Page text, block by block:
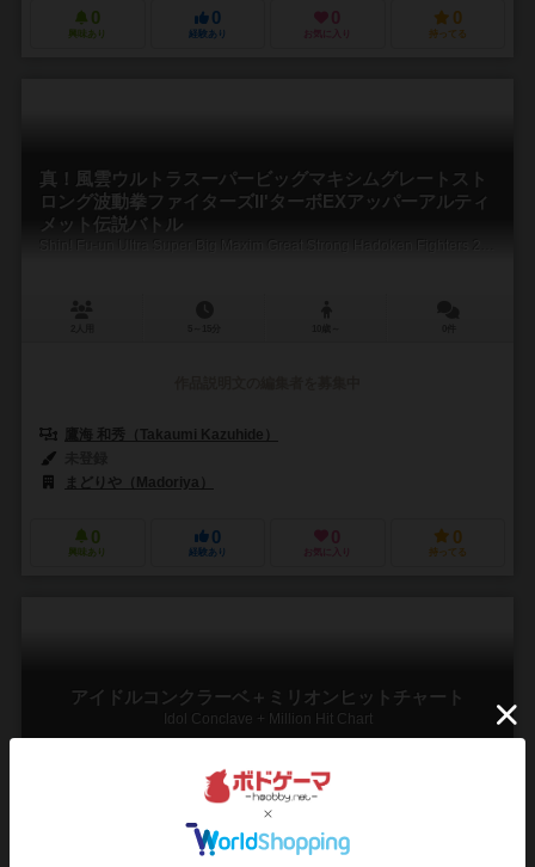
0
興味あり
0
経験あり
0
お気に入り
0
持ってる
真！風雲ウルトラスーパービッグマキシムグレートスト
ロング波動拳ファイターズII'ターボEXアッパーアルティ
メット伝説バトル
鷹海 和秀（Takaumi Kazuhide）
まどりや（Madoriya）
0
興味あり
0
経験あり
0
お気に入り
0
持ってる
アイドルコンクラーベ＋ミリオンヒットチャート
Idol Conclave + Million Hit Chart
20～40分 10歳～